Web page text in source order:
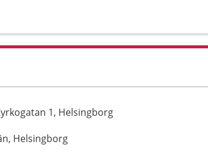
1, Helsingborg
Helsingborg